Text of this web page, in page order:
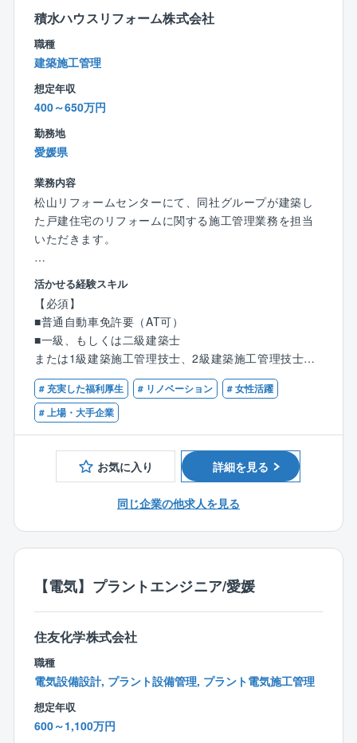
お客様を対応する場合もあります。
月に3～4件のアプローチを行います。※支店ごとに変動
残業は月あたり10～20時間程度となり、支店は18時に
クローズするため、基本18時帰りが可能です。
■稼いでいる方の例：
＋賞与＋残業代）
７年目 係長／年収1,035万円（月収30.8万円＋歩合＋
賞与＋残業代）
３年目 主任／年収921万円（月収29.6万円＋歩合＋
賞与＋残業代）
２年目 主任／年収862万円（月収29.5万円＋歩合＋
賞与＋残業代）
■福利厚生：
住宅手当、子ども同伴勤務制度、半日/時間単位有給休
康で安心して働ける環境の整備への取り組みをより一
層積極的、継続的に推進してまいります。
「日本の家は高すぎる」。今から20数年前、創業者の
玉木康裕がアメリカを訪れたときに感じたこの想いこ
そ、タマホームの原点です。
ム事業、集合住宅事業、マンション事業、保険代理店
積水ハウスリフォーム株式会社
職種
建築施工管理
想定年収
400～650万円
勤務地
愛媛県
業務内容
松山リフォームセンターにて、同社グループが建築し
た戸建住宅のリフォームに関する施工管理業務を担当
いただきます。
【具体的には】
■現場の施工管理（品質管理、工程管理、原価管理、安
全管理）
■施工を担当する現場の職人さんの技術指導、安全教育
■オーナー様への配慮(進捗状況のご報告、近隣対応)
等
【案件について】
■同社はストック型ビジネスに属しており、積水ハウス
Gのリフォーム事業の売込みを牽引しています。
■案件は平均300万円～と、様々なリフォームがござい
メンテナンス型リフォーム：水回りや外回りの修繕
などのリフォーム
環境型リフォーム：CO2の発生を抑える省エネ機器
を導入するリフォーム
ム・リノベーション工事などがございます。
■大手ハウスメーカーGならではの福利厚生でプライベ
ートも充実させることが可能です。
■育児休業取得率（女性100％、男性100％/2024年度実
■年間休日最大129日、全社平均残業時間は20時間程度
とワークライフバランスが整いやすい環境です。
活かせる経験スキル
【必須】
■普通自動車免許要（AT可）
■一級、もしくは二級建築士
または1級建築施工管理技士、2級建築施工管理技士（1
級・2級技士補を含む）いずれか
【歓迎条件】
■戸建住宅のリフォームの設計、積算、施工管理等の経
験のある方
■ゼネコンの現場監督の経験のある方
■新築住宅の設計士の経験のある方
■工務店の施工管理の経験のある方
# 充実した福利厚生 # リノベーション
# 女性活躍
# 上場・大手企業
お気に入り 詳細を見る
同じ企業の他求人を見る
【電気】プラントエンジニア/愛媛
住友化学株式会社
職種
電気設備設計, プラント設備管理, プラント電気施工管理
想定年収
600～1,100万円